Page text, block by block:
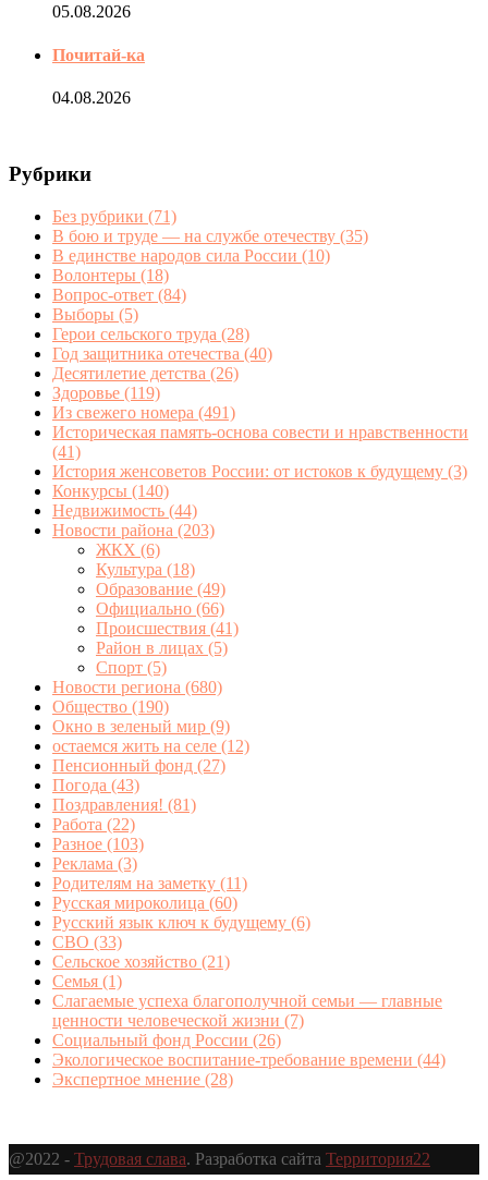
05.08.2026
Почитай-ка
04.08.2026
Рубрики
Без рубрики (71)
В бою и труде — на службе отечеству (35)
В единстве народов сила России (10)
Волонтеры (18)
Вопрос-ответ (84)
Выборы (5)
Герои сельского труда (28)
Год защитника отечества (40)
Десятилетие детства (26)
Здоровье (119)
Из свежего номера (491)
Историческая память-основа совести и нравственности
(41)
История женсоветов России: от истоков к будущему (3)
Конкурсы (140)
Недвижимость (44)
Новости района (203)
ЖКХ (6)
Культура (18)
Образование (49)
Официально (66)
Происшествия (41)
Район в лицах (5)
Спорт (5)
Новости региона (680)
Общество (190)
Окно в зеленый мир (9)
остаемся жить на селе (12)
Пенсионный фонд (27)
Погода (43)
Поздравления! (81)
Работа (22)
Разное (103)
Реклама (3)
Родителям на заметку (11)
Русская мироколица (60)
Русский язык ключ к будущему (6)
СВО (33)
Сельское хозяйство (21)
Семья (1)
Слагаемые успеха благополучной семьи — главные
ценности человеческой жизни (7)
Социальный фонд России (26)
Экологическое воспитание-требование времени (44)
Экспертное мнение (28)
@2022 - Трудовая слава. Разработка сайта Территория22